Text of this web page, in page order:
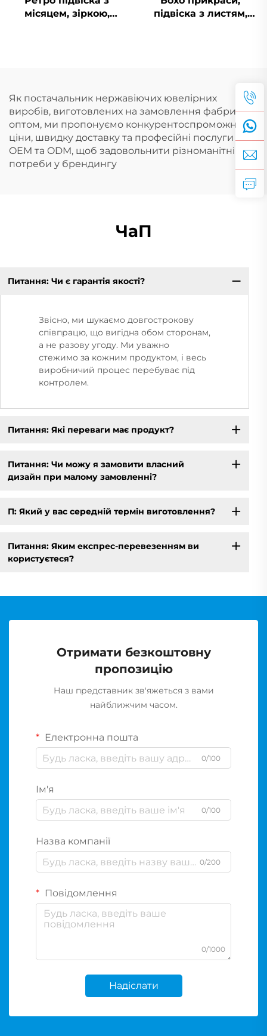
місяцем, зіркою,
підвіска з листям,
Як постачальник нержавіючих ювелірних
виробів, виготовлених на замовлення фабрики,
оптом, ми пропонуємо конкурентоспроможні
ціни, швидку доставку та професійні послуги
OEM та ODM, щоб задовольнити різноманітні
потреби у брендингу
ЧаП
Питання: Чи є гарантія якості?
Звісно, ми шукаємо довгострокову
співпрацю, що вигідна обом сторонам,
а не разову угоду. Ми уважно
стежимо за кожним продуктом, і весь
виробничий процес перебуває під
контролем.
Питання: Які переваги має продукт?
Питання: Чи можу я замовити власний
дизайн при малому замовленні?
П: Який у вас середній термін виготовлення?
Питання: Яким експрес-перевезенням ви
користуєтеся?
Отримати безкоштовну
пропозицію
Наш представник зв'яжеться з вами
найближчим часом.
Електронна пошта
0/100
Ім'я
0/100
Назва компанії
0/200
Повідомлення
0/1000
Надіслати